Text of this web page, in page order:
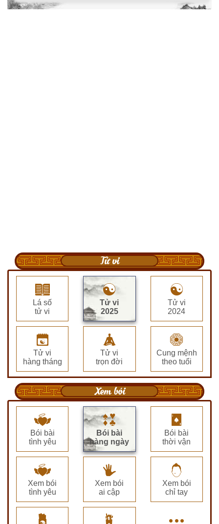
Tử vi
Lá số
tử vi
Tử vi
2025
Tử vi
2024
Tử vi
hàng tháng
Tử vi
trọn đời
Cung mệnh
theo tuổi
Xem bói
Bói bài
tình yêu
Bói bài
hàng ngày
Bói bài
thời vận
Xem bói
tình yêu
Xem bói
ai cập
Xem bói
chỉ tay